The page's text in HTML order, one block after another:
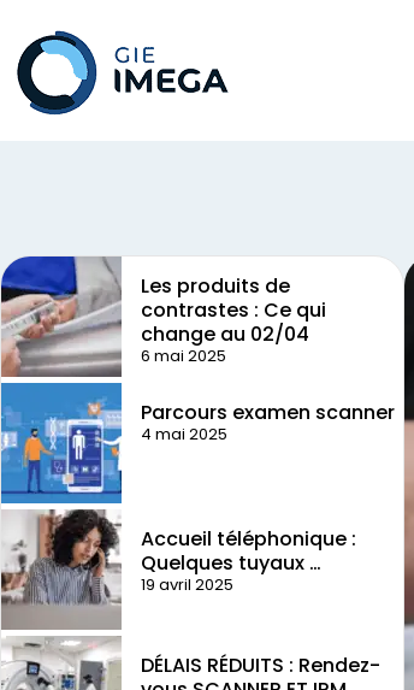
Les produits de
contrastes : Ce qui
change au 02/04
6 mai 2025
Parcours examen scanner
4 mai 2025
Accueil téléphonique :
Quelques tuyaux …
19 avril 2025
DÉLAIS RÉDUITS : Rendez-